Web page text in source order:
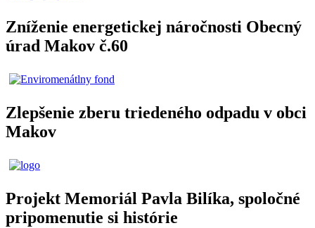
Zníženie energetickej náročnosti Obecný
úrad Makov č.60
Zlepšenie zberu triedeného odpadu v obci
Makov
Projekt Memoriál Pavla Bilíka, spoločné
pripomenutie si histórie